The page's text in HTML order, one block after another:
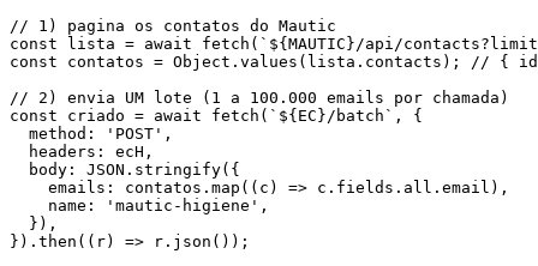
// 1) pagina os contatos do Mautic
const lista = await fetch(`${MAUTIC}/api/
const contatos = Object.values(lista.contacts);
// 2) envia UM lote (1 a 100.000 emails por chamada)
const criado = await fetch(`${EC}/batch`, {
  method: 'POST',
  headers: ecH,
  body: JSON.stringify({
    emails: contatos.map((c) => c.fields.all.email),
    name: 'mautic-higiene',
  }),
}).then((r) => r.json());